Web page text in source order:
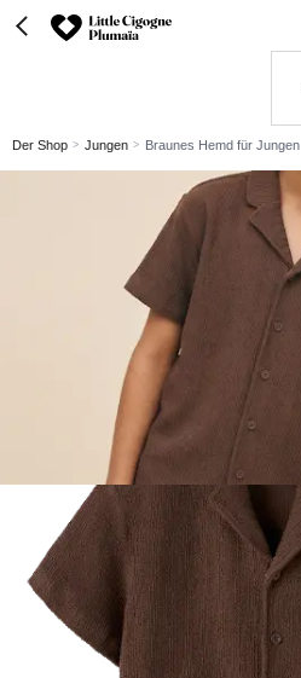
Der Shop Jungen Braunes Hemd für Jungen